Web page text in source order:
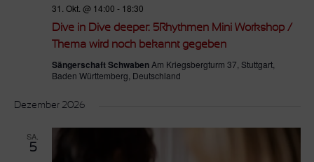
31. Okt. @ 14:00 - 18:30
Dive in Dive deeper: 5Rhythmen Mini Workshop /
Thema wird noch bekannt gegeben
Sängerschaft Schwaben Am Kriegsbergturm 37, Stuttgart,
Baden Württemberg, Deutschland
Dezember 2026
SA.
5